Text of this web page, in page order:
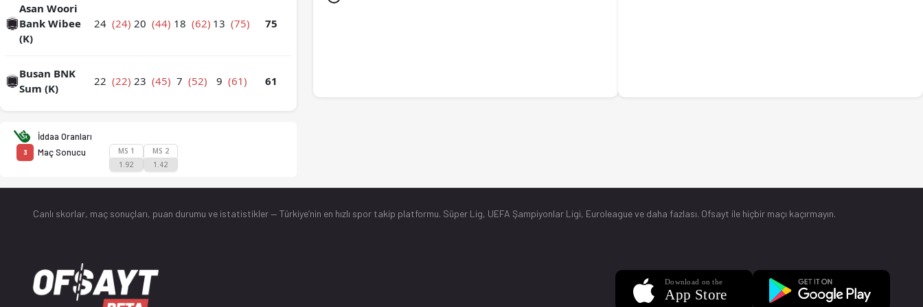
Asan Woori
Bank Wibee
(K)
24 (24) 20 (44) 18 (62) 13 (75) 75
Busan BNK
Sum (K)
22 (22) 23 (45) 7 (52) 9 (61) 61
İddaa Oranları
3 Maç Sonucu
MS 1
1.92
MS 2
1.42
Canlı skorlar, maç sonuçları, puan durumu ve istatistikler — Türkiye’nin en hızlı spor takip platformu. Süper Lig, UEFA Şampiyonlar Ligi, Euroleague ve daha fazlası. Ofsayt ile hiçbir maçı kaçırmayın.